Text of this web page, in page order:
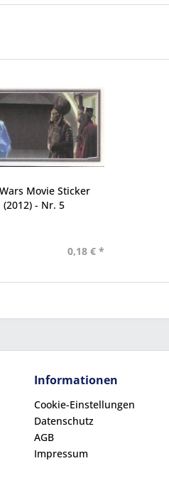
Movie Sticker
(2012) - Nr. 5
0,18 € *
Informationen
Cookie-Einstellungen
Datenschutz
AGB
Impressum